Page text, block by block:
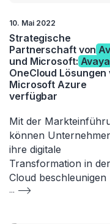
10. Mai 2022
Strategische
Partnerschaft von
und Microsoft:Avaya
OneCloud Lösungen
Microsoft Azure
verfügbar
Mit der
können
ihre digitale
Transformation in der
Cloud beschleunigen
...